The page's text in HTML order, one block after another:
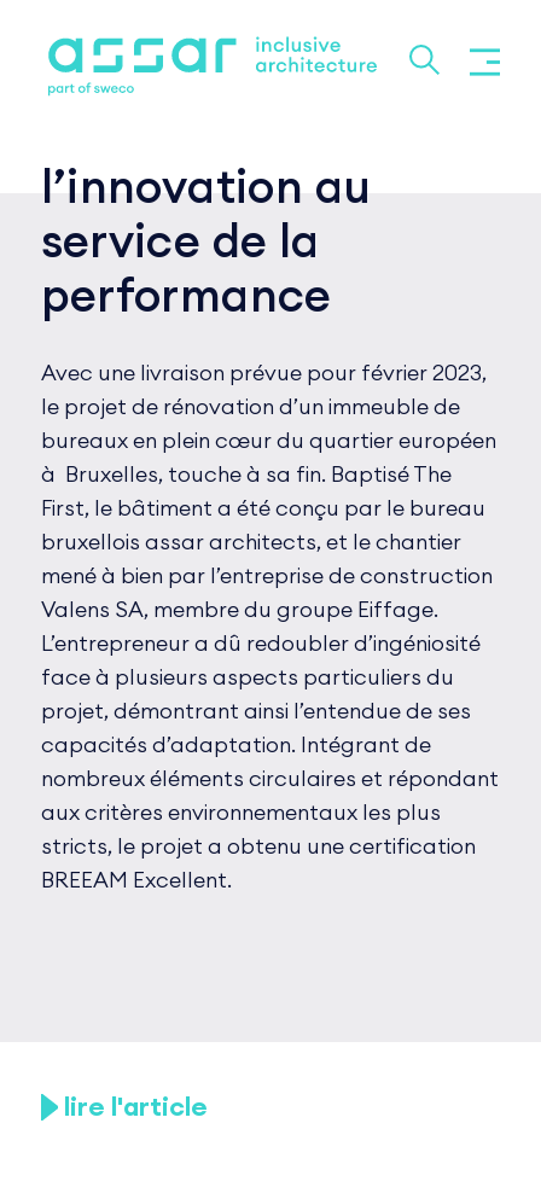
l’innovation au
service de la
performance
Avec une livraison prévue pour février 2023,
le projet de rénovation d’un immeuble de
bureaux en plein cœur du quartier européen
à Bruxelles, touche à sa fin. Baptisé The
First, le bâtiment a été conçu par le bureau
bruxellois assar architects, et le chantier
mené à bien par l’entreprise de construction
Valens SA, membre du groupe Eiffage.
L’entrepreneur a dû redoubler d’ingéniosité
face à plusieurs aspects particuliers du
projet, démontrant ainsi l’entendue de ses
capacités d’adaptation. Intégrant de
nombreux éléments circulaires et répondant
aux critères environnementaux les plus
stricts, le projet a obtenu une certification
BREEAM Excellent.
lire l'article